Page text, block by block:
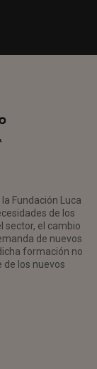
Fundación Luca
de los
sector, el cambio
de nuevos
formación no
de los nuevos